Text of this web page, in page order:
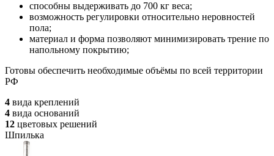
способны выдерживать до 700 кг веса;
возможность регулировки относительно неровностей
пола;
материал и форма позволяют минимизировать трение по
напольному покрытию;
Готовы обеспечить необходимые объёмы по всей территории
РФ
4 вида креплений
4 вида оснований
12 цветовых решений
Шпилька